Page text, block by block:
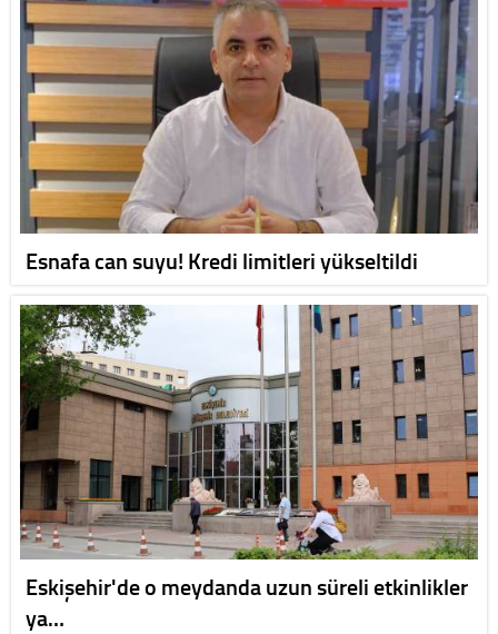
Esnafa can suyu! Kredi limitleri yükseltildi
Eskişehir'de o meydanda uzun süreli etkinlikler
ya…